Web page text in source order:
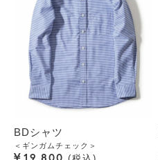
BDシャツ
＜ギンガムチェック＞
19,800